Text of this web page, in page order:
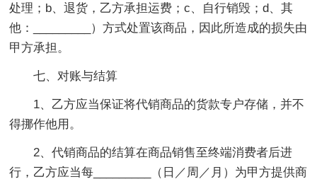
处理；b、退货，乙方承担运费；c、自行销毁；d、其
他：_________）方式处置该商品，因此所造成的损失由
甲方承担。
七、对账与结算
1、乙方应当保证将代销商品的货款专户存储，并不
得挪作他用。
2、代销商品的结算在商品销售至终端消费者后进
行，乙方应当每_________（日／周／月）为甲方提供商